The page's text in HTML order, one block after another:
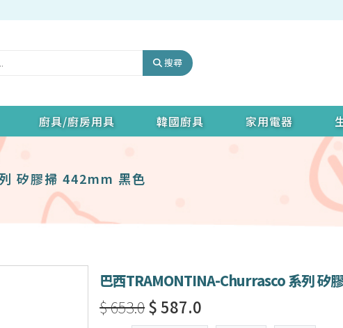
搜尋
廚具/廚房用具 韓國廚具 家用電器
矽膠掃 442mm 黑色
巴西TRAMONTINA-Churrasco 系列 矽
$ 653.0$ 587.0